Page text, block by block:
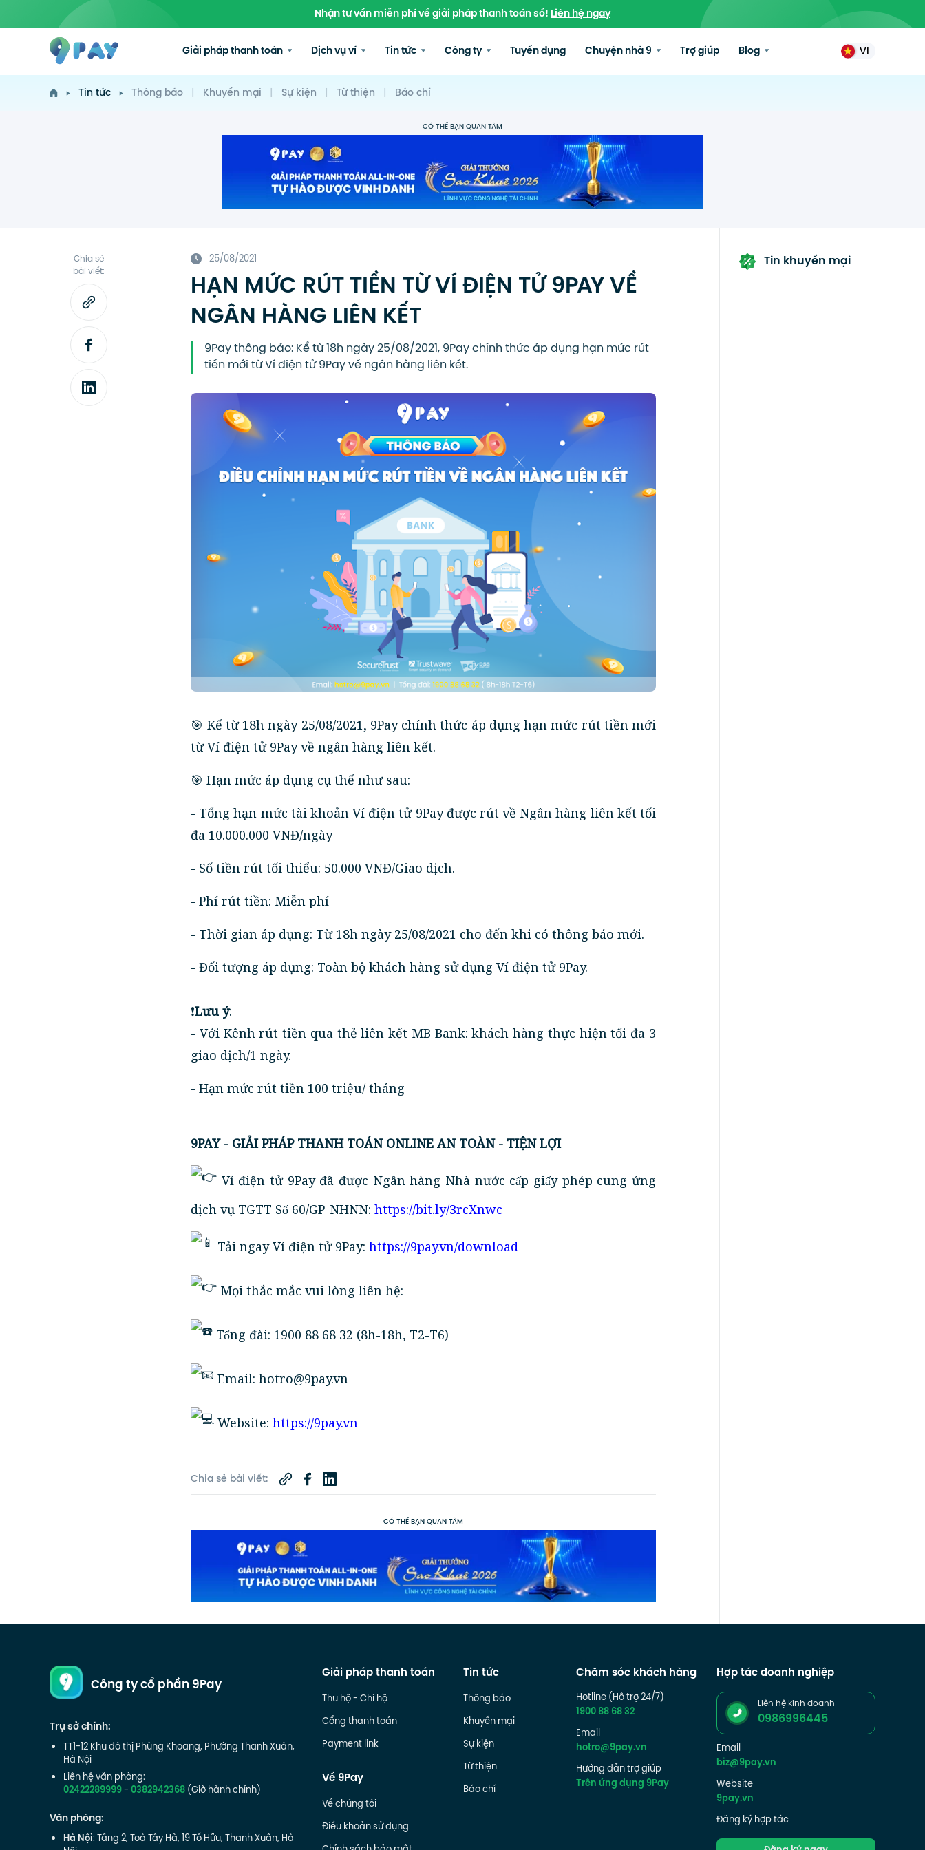
Nhận tư vấn miễn phí về giải pháp thanh toán số!Liên hệ ngay
Giải pháp thanh toán Dịch vụ ví Tin tức Công ty Tuyển dụng Chuyện nhà 9 Trợ giúp Blog VI
Tin tức Thông báo | Khuyến mại | Sự kiện | Từ thiện | Báo chí
CÓ THỂ BẠN QUAN TÂM
Chia sẻ
bài viết:
25/08/2021
HẠN MỨC RÚT TIỀN TỪ VÍ ĐIỆN TỬ 9PAY VỀ
NGÂN HÀNG LIÊN KẾT
9Pay thông báo: Kể từ 18h ngày 25/08/2021, 9Pay chính thức áp dụng hạn mức rút
tiền mới từ Ví điện tử 9Pay về ngân hàng liên kết.
️🎯 Kể từ 18h ngày 25/08/2021, 9Pay chính thức áp dụng hạn mức rút tiền mới
từ Ví điện tử 9Pay về ngân hàng liên kết.
️🎯 Hạn mức áp dụng cụ thể như sau:
- Tổng hạn mức tài khoản Ví điện tử 9Pay được rút về Ngân hàng liên kết tối
đa 10.000.000 VNĐ/ngày
- Số tiền rút tối thiểu: 50.000 VNĐ/Giao dịch.
- Phí rút tiền: Miễn phí
- Thời gian áp dụng: Từ 18h ngày 25/08/2021 cho đến khi có thông báo mới.
- Đối tượng áp dụng: Toàn bộ khách hàng sử dụng Ví điện tử 9Pay.
❗Lưu ý:
- Với Kênh rút tiền qua thẻ liên kết MB Bank: khách hàng thực hiện tối đa 3
giao dịch/1 ngày.
- Hạn mức rút tiền 100 triệu/ tháng
--------------------
9PAY - GIẢI PHÁP THANH TOÁN ONLINE AN TOÀN - TIỆN LỢI
Ví điện tử 9Pay đã được Ngân hàng Nhà nước cấp giấy phép cung ứng
dịch vụ TGTT Số 60/GP-NHNN: https://bit.ly/3rcXnwc
Tải ngay Ví điện tử 9Pay: https://9pay.vn/download
Mọi thắc mắc vui lòng liên hệ:
Tổng đài: 1900 88 68 32 (8h-18h, T2-T6)
Email: hotro@9pay.vn
Website: https://9pay.vn
Chia sẻ bài viết:
CÓ THỂ BẠN QUAN TÂM
Tin khuyến mại
Công ty cổ phần 9Pay
Trụ sở chính:
TT1-12 Khu đô thị Phùng Khoang, Phường Thanh Xuân,
Hà Nội
Liên hệ văn phòng:
02422289999-0382942368(Giờ hành chính)
Văn phòng:
Hà Nội: Tầng 2, Toà Tây Hà, 19 Tố Hữu, Thanh Xuân, Hà
Giải pháp thanh toán
Thu hộ - Chi hộ
Cổng thanh toán
Payment link
Về 9Pay
Về chúng tôi
Điều khoản sử dụng
Tin tức
Thông báo
Khuyến mại
Sự kiện
Từ thiện
Báo chí
Chăm sóc khách hàng
Hotline (Hỗ trợ 24/7)
1900 88 68 32
Email
hotro@9pay.vn
Hướng dẫn trợ giúp
Trên ứng dụng 9Pay
Hợp tác doanh nghiệp
Liên hệ kinh doanh
0986996445
Email
biz@9pay.vn
Website
9pay.vn
Đăng ký hợp tác